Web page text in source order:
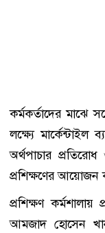
কর্মকর্তাদের মাঝে
লক্ষ্যে মার্কেন্টাইল
অর্থপাচার
প্রশিক্ষণের আয়োজন
প্রশিক্ষণ
আমজাদ হোসেন